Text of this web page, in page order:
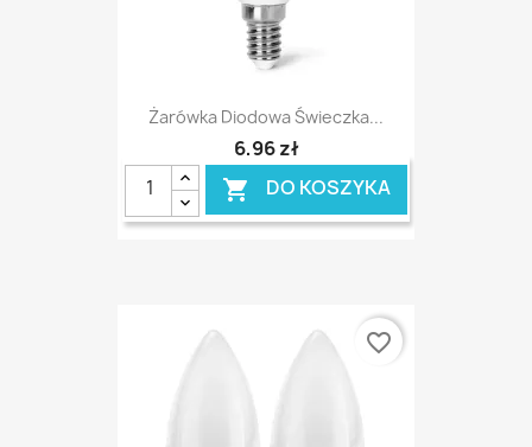
Żarówka Diodowa Świeczka...
6,96 zł
 DO KOSZYKA
favorite_border